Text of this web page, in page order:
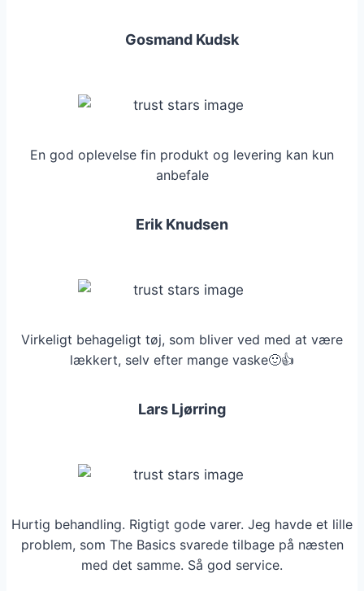
Gosmand Kudsk
En god oplevelse fin produkt og levering kan kun
anbefale
Erik Knudsen
Virkeligt behageligt tøj, som bliver ved med at være
lækkert, selv efter mange vaske🙂👍
Lars Ljørring
Hurtig behandling. Rigtigt gode varer. Jeg havde et lille
problem, som The Basics svarede tilbage på næsten
med det samme. Så god service.